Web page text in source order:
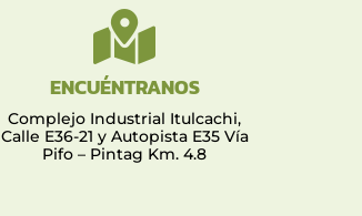

ENCUÉNTRANOS
Complejo Industrial Itulcachi,
Calle E36-21 y Autopista E35 Vía
Pifo – Pintag Km. 4.8